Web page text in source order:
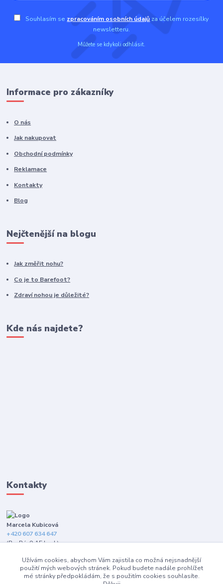
Souhlasím se zpracováním osobních údajů za účelem rozesílky
newsletteru.
Můžete se kdykoli odhlásit.
Informace pro zákazníky
O nás
Jak nakupovat
Obchodní podmínky
Reklamace
Kontakty
Blog
Nejčtenější na blogu
Jak změřit nohu?
Co je to Barefoot?
Zdraví nohou je důležité?
Kde nás najdete?
Kontakty
Marcela Kubicová
+420 607 634 647
(Po-Pá, 9-15 hod.)
info@happybarefeet.cz
Užívám cookies, abychom Vám zajistila co možná nejsnadnější
použití mých webových stránek. Pokud budete nadále prohlížet
mé stránky předpokládám, že s použitím cookies souhlasíte.